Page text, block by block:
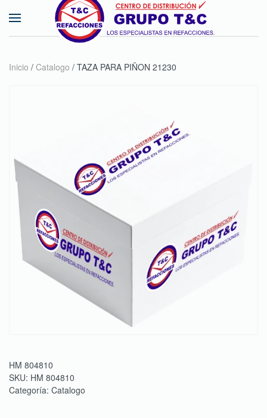
Skip to main content
Inicio / Catalogo / TAZA PARA PIÑON 21230
HM 804810
SKU: HM 804810
Categoría: Catalogo